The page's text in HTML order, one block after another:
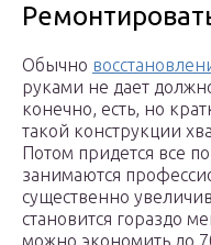
Обычно
руками не дает
конечно, есть, но
такой конструкции
Потом придется все
занимаются
существенно
становится гораздо
можно экономить до